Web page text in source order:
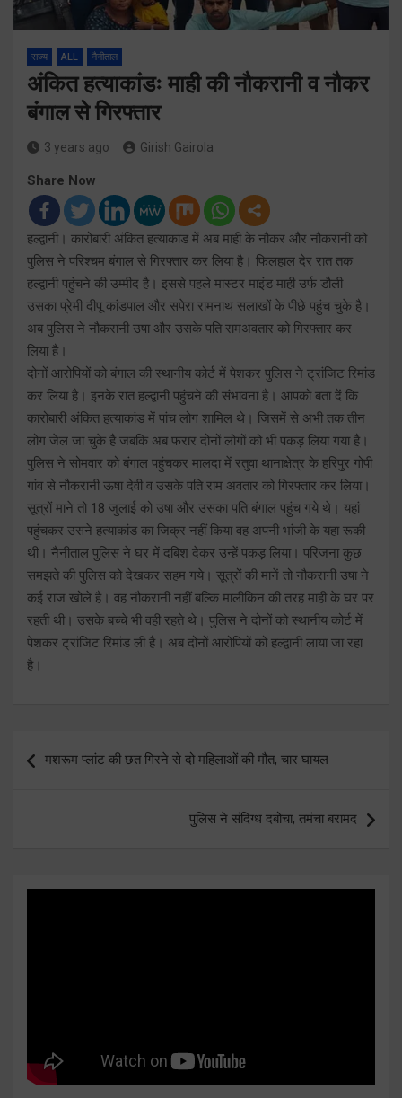
राज्य ALL नैनीताल
अंकित हत्याकांडः माही की नौकरानी व नौकर
बंगाल से गिरफ्तार
3 years ago Girish Gairola
Share Now
हल्द्वानी। कारोबारी अंकित हत्याकांड में अब माही के नौकर और नौकरानी को
पुलिस ने परिश्चम बंगाल से गिरफ्तार कर लिया है। फिलहाल देर रात तक
हल्द्वानी पहुंचने की उम्मीद है। इससे पहले मास्टर माइंड माही उर्फ डौली
उसका प्रेमी दीपू कांडपाल और सपेरा रामनाथ सलाखों के पीछे पहुंच चुके है।
अब पुलिस ने नौकरानी उषा और उसके पति रामअवतार को गिरफ्तार कर
लिया है।
दोनों आरोपियों को बंगाल की स्थानीय कोर्ट में पेशकर पुलिस ने ट्रांजिट रिमांड
कर लिया है। इनके रात हल्द्वानी पहुंचने की संभावना है। आपको बता दें कि
कारोबारी अंकित हत्याकांड में पांच लोग शामिल थे। जिसमें से अभी तक तीन
लोग जेल जा चुके है जबकि अब फरार दोनों लोगों को भी पकड़ लिया गया है।
पुलिस ने सोमवार को बंगाल पहुंचकर मालदा में रतुवा थानाक्षेत्र के हरिपुर गोपी
गांव से नौकरानी ऊषा देवी व उसके पति राम अवतार को गिरफ्तार कर लिया।
सूत्रों माने तो 18 जुलाई को उषा और उसका पति बंगाल पहुंच गये थे। यहां
पहुंचकर उसने हत्याकांड का जिक्र नहीं किया वह अपनी भांजी के यहा रूकी
थी। नैनीताल पुलिस ने घर में दबिश देकर उन्हें पकड़ लिया। परिजना कुछ
समझते की पुलिस को देखकर सहम गये। सूत्रों की मानें तो नौकरानी उषा ने
कई राज खोले है। वह नौकरानी नहीं बल्कि मालीकिन की तरह माही के घर पर
रहती थी। उसके बच्चे भी वही रहते थे। पुलिस ने दोनों को स्थानीय कोर्ट में
पेशकर ट्रांजिट रिमांड ली है। अब दोनों आरोपियों को हल्द्वानी लाया जा रहा
है।
navigation
मशरूम प्लांट की छत गिरने से दो महिलाओं की मौत, चार घायल
पुलिस ने संदिग्ध दबोचा, तमंचा बरामद